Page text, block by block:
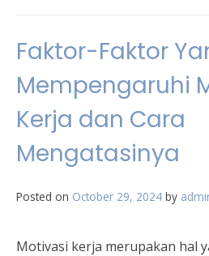
Faktor-Faktor
Mempengaruhi
Kerja dan Cara
Mengatasinya
Posted on October 29, 2024 by
Motivasi kerja merupakan hal